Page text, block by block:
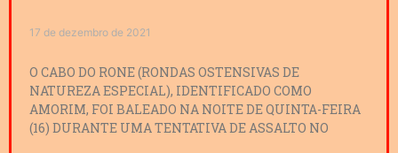
17 de dezembro de 2021
O CABO DO RONE (RONDAS OSTENSIVAS DE
NATUREZA ESPECIAL), IDENTIFICADO COMO
AMORIM, FOI BALEADO NA NOITE DE QUINTA-FEIRA
(16) DURANTE UMA TENTATIVA DE ASSALTO NO